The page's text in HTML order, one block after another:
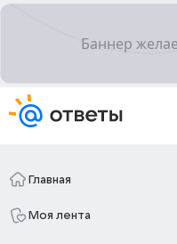
Главная
Моя лента